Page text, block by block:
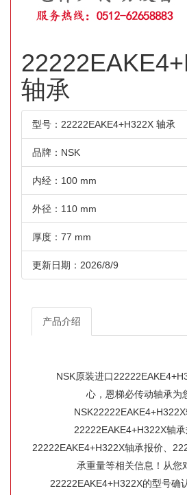
轴承
型号：22222EAKE4+H322X 轴承
品牌：NSK
内经：100 mm
外径：110 mm
厚度：77 mm
更新日期：2026/8/9
产品介绍
NSK原装进口
心，恩梯必传动轴承为
NSK22222EAKE4+H322X
22222EAKE4+H322X轴承
22222EAKE4+H322X轴承报价、
承重量等相关信息！从您
22222EAKE4+H322X的型号确